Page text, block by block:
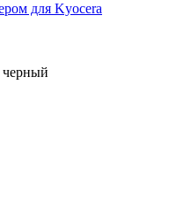
для Kyocera
черный